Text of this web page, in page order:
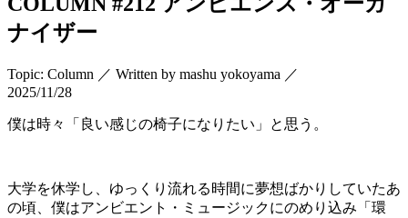
ナイザー
Topic: Column ／ Written by mashu yokoyama ／
2025/11/28
僕は時々「良い感じの椅子になりたい」と思う。
大学を休学し、ゆっくり流れる時間に夢想ばかりしていたあ
の頃、僕はアンビエント・ミュージックにのめり込み「環